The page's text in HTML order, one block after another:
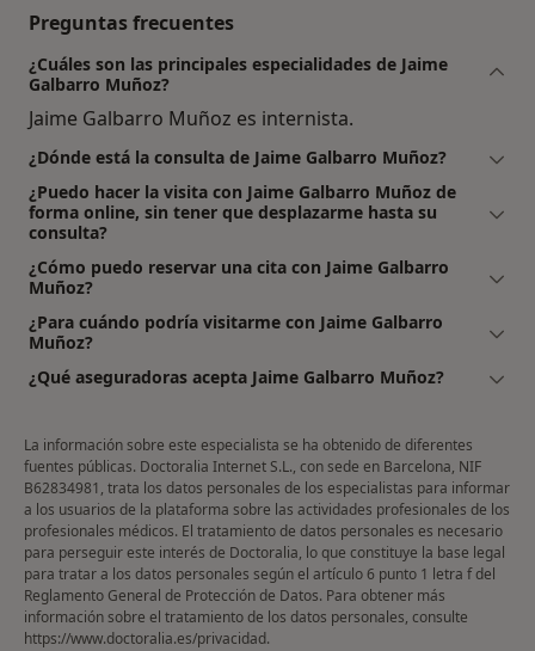
Preguntas frecuentes
¿Cuáles son las principales especialidades de Jaime
Galbarro Muñoz?
Jaime Galbarro Muñoz es internista.
¿Dónde está la consulta de Jaime Galbarro Muñoz?
¿Puedo hacer la visita con Jaime Galbarro Muñoz de
forma online, sin tener que desplazarme hasta su
consulta?
¿Cómo puedo reservar una cita con Jaime Galbarro
Muñoz?
¿Para cuándo podría visitarme con Jaime Galbarro
Muñoz?
¿Qué aseguradoras acepta Jaime Galbarro Muñoz?
La información sobre este especialista se ha obtenido de diferentes
fuentes públicas. Doctoralia Internet S.L., con sede en Barcelona, NIF
B62834981, trata los datos personales de los especialistas para informar
a los usuarios de la plataforma sobre las actividades profesionales de los
profesionales médicos. El tratamiento de datos personales es necesario
para perseguir este interés de Doctoralia, lo que constituye la base legal
para tratar a los datos personales según el artículo 6 punto 1 letra f del
Reglamento General de Protección de Datos. Para obtener más
información sobre el tratamiento de los datos personales, consulte
https://www.doctoralia.es/privacidad.